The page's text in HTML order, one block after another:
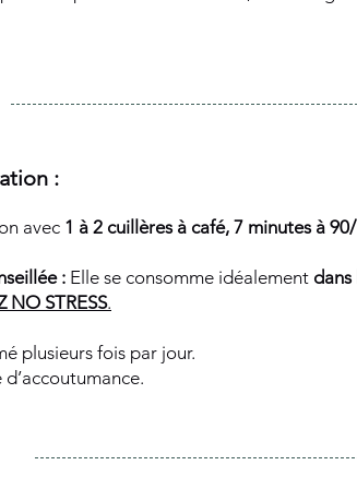
:
avec 1 à 2 cuillères à café, 7 minutes à
: Elle se consomme idéalement
NO STRESS.
plusieurs fois par jour.